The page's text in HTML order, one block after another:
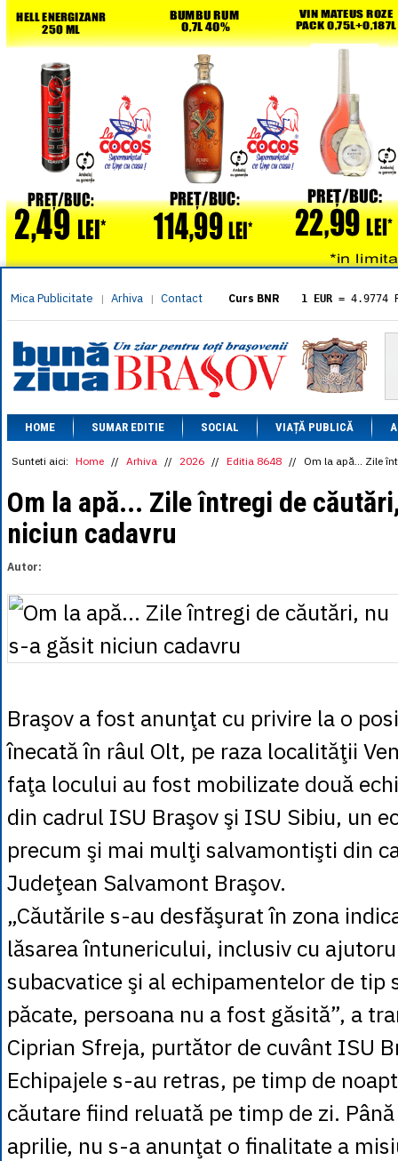
Mica Publicitate | Arhiva | Contact Curs BNR 1 EUR = 4.9774
= 5.8304
1 XAU= 464.4611
1 AED= 1.1933
1 AUD= 2.7957
1 BGN= 2.5449
1 CAD= 3.1559
1 CHF= 5.2813
1 CNY = 0.6015
1 DKK= 0.6668
1 EGP= 0.0860
1 MXN= 0.2227
1 NOK= 0.4191
1 RSD= 0.0425
1 TRY= 0.1141
= 0.1048
1 XDR= 5.9383
1 ZAR= 0.2318
HOME SUMAR EDITIE SOCIAL VIAȚĂ PUBLICĂ
Sunteti aici: Home // Arhiva // 2026 // Editia 8648 // Om la apă... Zile
Om la apă... Zile întregi de
niciun cadavru
Autor:
Braşov a fost anunţat cu privire la o
înecată în râul Olt, pe raza localităţii
faţa locului au fost mobilizate două
din cadrul ISU Braşov şi ISU Sibiu, un
precum şi mai mulţi salvamontişti din
Judeţean Salvamont Braşov.
„Căutările s-au desfăşurat în zona
lăsarea întunericului, inclusiv cu
subacvatice şi al echipamentelor de tip
păcate, persoana nu a fost găsită”, a
Ciprian Sfreja, purtător de cuvânt ISU
Echipajele s-au retras, pe timp de
căutare fiind reluată pe timp de zi.
aprilie, nu s-a anunţat o finalitate a